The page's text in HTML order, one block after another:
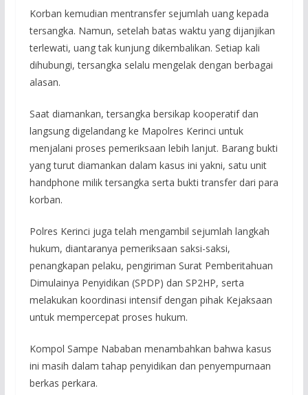
Korban kemudian mentransfer sejumlah uang kepada
tersangka. Namun, setelah batas waktu yang dijanjikan
terlewati, uang tak kunjung dikembalikan. Setiap kali
dihubungi, tersangka selalu mengelak dengan berbagai
alasan.
Saat diamankan, tersangka bersikap kooperatif dan
langsung digelandang ke Mapolres Kerinci untuk
menjalani proses pemeriksaan lebih lanjut. Barang bukti
yang turut diamankan dalam kasus ini yakni, satu unit
handphone milik tersangka serta bukti transfer dari para
korban.
Polres Kerinci juga telah mengambil sejumlah langkah
hukum, diantaranya pemeriksaan saksi-saksi,
penangkapan pelaku, pengiriman Surat Pemberitahuan
Dimulainya Penyidikan (SPDP) dan SP2HP, serta
melakukan koordinasi intensif dengan pihak Kejaksaan
untuk mempercepat proses hukum.
Kompol Sampe Nababan menambahkan bahwa kasus
ini masih dalam tahap penyidikan dan penyempurnaan
berkas perkara.